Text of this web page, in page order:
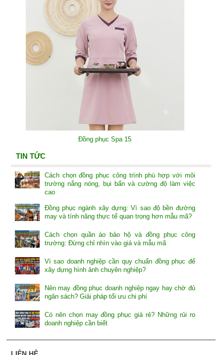
Đồng phục Spa 15
TIN TỨC
Cách chọn đồng phục công trình phù hợp với môi
trường nắng nóng, bụi bẩn và cường độ làm việc
cao
Đồng phục ngành xây dựng: Vì sao độ bền đường
may và tính năng thực tế quan trọng hơn mẫu mã?
Cách chọn quần áo bảo hộ và đồng phục công
trường: Đừng chỉ nhìn vào giá và mẫu mã
Vì sao doanh nghiệp cần quy chuẩn đồng phục để
xây dựng hình ảnh chuyên nghiệp?
Nên may đồng phục doanh nghiệp ngay hay chờ đủ
ngân sách? Giải pháp tối ưu chi phí
Có nên chọn may đồng phục giá rẻ? Những rủi ro
doanh nghiệp cần biết